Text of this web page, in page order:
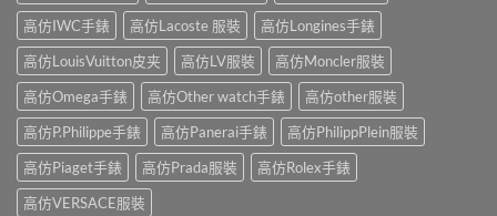
高仿IWC手錶
高仿Lacoste 服裝
高仿Longines手錶
高仿LouisVuitton皮夹
高仿LV服裝
高仿Moncler服裝
高仿Omega手錶
高仿Other watch手錶
高仿other服裝
高仿P.Philippe手錶
高仿Panerai手錶
高仿PhilippPlein服裝
高仿Piaget手錶
高仿Prada服裝
高仿Rolex手錶
高仿VERSACE服裝